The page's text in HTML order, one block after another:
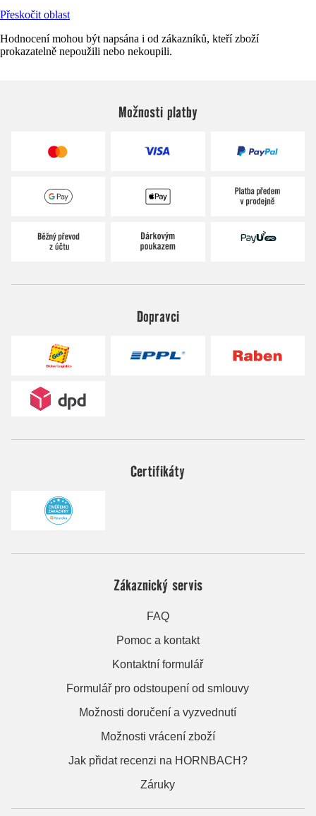
Přeskočit oblast
Hodnocení mohou být napsána i od zákazníků, kteří zboží
prokazatelně nepoužili nebo nekoupili.
Možnosti platby
Dopravci
Certifikáty
Zákaznický servis
FAQ
Pomoc a kontakt
Kontaktní formulář
Formulář pro odstoupení od smlouvy
Možnosti doručení a vyzvednutí
Možnosti vrácení zboží
Jak přidat recenzi na HORNBACH?
Záruky